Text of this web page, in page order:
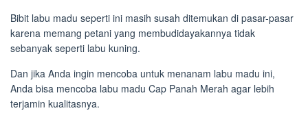
Bibit labu madu seperti ini masih susah ditemukan di pasar-pasar
karena memang petani yang membudidayakannya tidak
sebanyak seperti labu kuning.
Dan jika Anda ingin mencoba untuk menanam labu madu ini,
Anda bisa mencoba labu madu Cap Panah Merah agar lebih
terjamin kualitasnya.